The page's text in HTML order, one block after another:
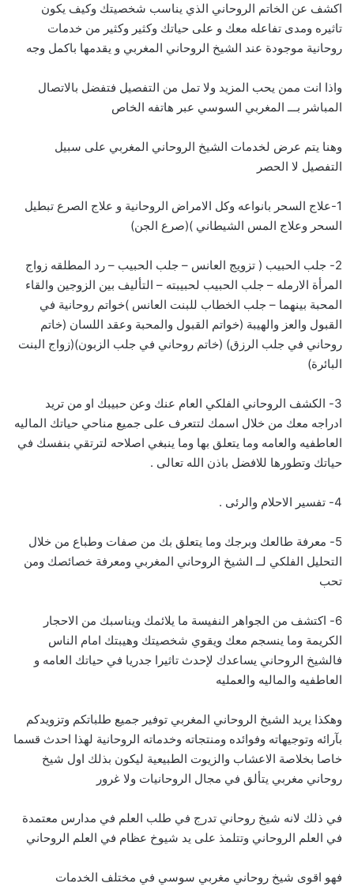
اكشف عن الخاتم الروحاني الذي يناسب شخصيتك وكيف يكون
تاثيره ومدى تفاعله معك و على حياتك وكثير وكثير من خدمات
روحانية موجودة عند الشيخ الروحاني المغربي و يقدمها باكمل وجه
واذا انت ممن يحب المزيد ولا تمل من التفصيل فتفضل بالاتصال
المباشر بـــ المغربي السوسي عبر هاتفه الخاص
وهنا يتم عرض لخدمات الشيخ الروحاني المغربي على سبيل
التفصيل لا الحصر
1-علاج السحر بانواعه وكل الامراض الروحانية و علاج الصرع تبطيل
السحر وعلاج المس الشيطاني )(صرع الجن)
2- جلب الحبيب ( تزويج العانس – جلب الحبيب – رد المطلقه زواج
المرأة الارمله – جلب الحبيب لحبيبته – التأليف بين الزوجين والقاء
المحبة بينهما – جلب الخطاب للبنت العانس )خواتم روحانية في
القبول والعز والهيبة (خواتم القبول والمحبة وعقد اللسان (خاتم
روحاني في جلب الرزق) (خاتم روحاني في جلب الزبون)(زواج البنت
البائرة)
3- الكشف الروحاني الفلكي العام عنك وعن حبيبك او من تريد
ادراجه معك من خلال اسمك لتتعرف على جميع مناحي حياتك الماليه
العاطفيه والعامه وما يتعلق بها وما ينبغي اصلاحه لترتقي بنفسك في
حياتك وتطورها للافضل باذن الله تعالى .
4- تفسير الاحلام والرئى .
5- معرفة طالعك وبرجك وما يتعلق بك من صفات وطباع من خلال
التحليل الفلكي لــ الشيخ الروحاني المغربي ومعرفة خصائصك ومن
تحب
6- اكتشف من الجواهر النفيسة ما يلائمك ويناسبك من الاحجار
الكريمة وما ينسجم معك ويقوي شخصيتك وهيبتك امام الناس
فالشيخ الروحاني يساعدك لإحدث تاثيرا جدريا في حياتك العامه و
العاطفيه والماليه والعمليه
وهكذا يريد الشيخ الروحاني المغربي توفير جميع طلباتكم وتزويدكم
بآرائه وتوجيهاته وفوائده ومنتجاته وخدماته الروحانية لهذا احدث قسما
خاصا بخلاصة الاعشاب والزيوت الطبيعية ليكون بذلك اول شيخ
روحاني مغربي يتألق في مجال الروحانيات ولا غرور
في ذلك لانه شيخ روحاني تدرج في طلب العلم في مدارس معتمدة
في العلم الروحاني وتتلمذ على يد شيوخ عظام في العلم الروحاني
فهو اقوى شيخ روحاني مغربي سوسي في مختلف الخدمات